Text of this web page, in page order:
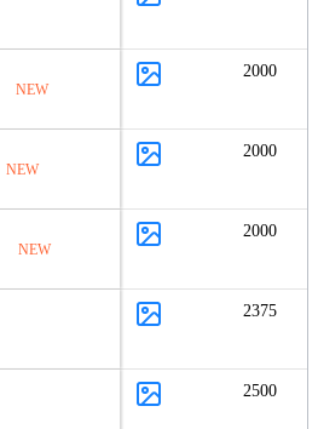
NEW
2000
NEW
2000
NEW
2000
2375
2500